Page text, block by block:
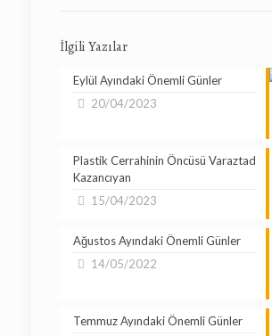
İlgili Yazılar
Eylül Ayındaki Önemli Günler
20/04/2023
Plastik Cerrahinin Öncüsü Varaztad
Kazancıyan
15/04/2023
Ağustos Ayındaki Önemli Günler
14/05/2022
Temmuz Ayındaki Önemli Günler